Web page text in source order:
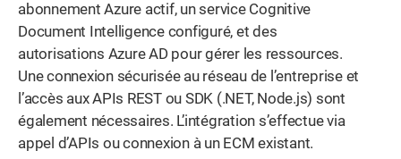
abonnement Azure actif, un service Cognitive
Document Intelligence configuré, et des
autorisations Azure AD pour gérer les ressources.
Une connexion sécurisée au réseau de l’entreprise et
l’accès aux APIs REST ou SDK (.NET, Node.js) sont
également nécessaires. L’intégration s’effectue via
appel d’APIs ou connexion à un ECM existant.